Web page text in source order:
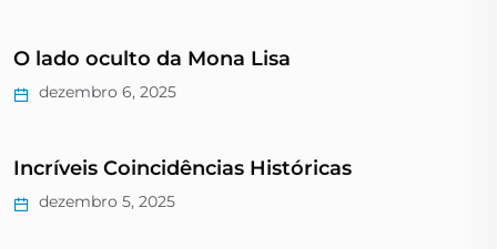
O lado oculto da Mona Lisa
dezembro 6, 2025
Incríveis Coincidências Históricas
dezembro 5, 2025